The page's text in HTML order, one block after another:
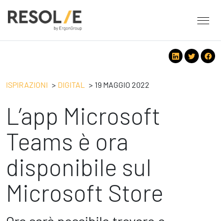
Servizi
People
Strategy
Future
Digital
Operation
Safety
Tecnologie
Eventi
Ispirazioni
Formazione
Contatti
People
Leadership
Benessere Organizzativo & Sostenibile
Performance Management
Strategy
Change Management
Business Process Improvement
ISPIRAZIONI DIGITAL 19 MAGGIO 2022
L’app Microsoft
Teams è ora
disponibile sul
Microsoft Store